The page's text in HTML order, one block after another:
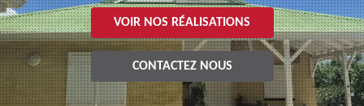
VOIR NOS RÉALISATIONS
CONTACTEZ NOUS